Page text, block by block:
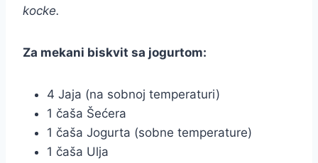
kocke.
Za mekani biskvit sa jogurtom:
4 Jaja (na sobnoj temperaturi)
1 čaša Šećera
1 čaša Jogurta (sobne temperature)
1 čaša Ulja